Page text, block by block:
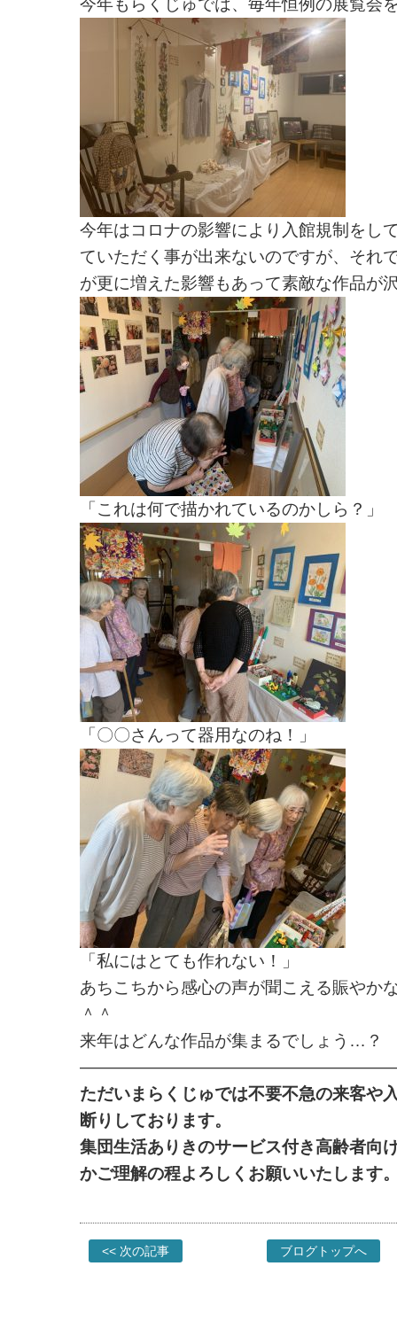
今年もらくじゅでは、毎年恒例の展覧会
今年はコロナの影響により入館規制をし
ていただく事が出来ないのですが、それ
が更に増えた影響もあって素敵な作品が
「これは何で描かれているのかしら？」
「〇〇さんって器用なのね！」
「私にはとても作れない！」
あちこちから感心の声が聞こえる賑やか
＾＾
来年はどんな作品が集まるでしょう…？
ただいまらくじゅでは不要不急の来客や
断りしております。
集団生活ありきのサービス付き高齢者向
かご理解の程よろしくお願いいたします
<< 次の記事 ブログトップへ